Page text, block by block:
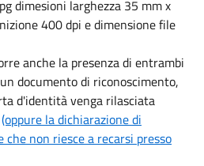
dimesioni larghezza 35 mm x
400 dpi e dimensione file
anche la presenza di entrambi
documento di riconoscimento,
d'identità venga rilasciata
(oppure la dichiarazione di
che non riesce a recarsi presso